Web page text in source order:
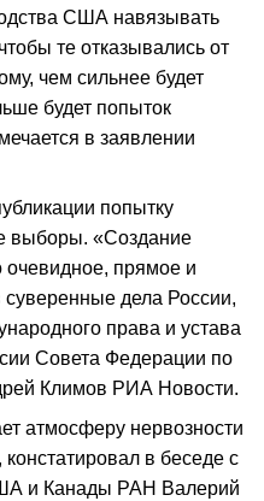
США навязывать
те отказывались от
чем сильнее будет
будет попыток
в заявлении
попытку
выборы. «Создание
очевидное, прямое и
дела России,
права и устава
Совета Федерации по
Климов РИА Новости.
атмосферу нервозности
в беседе с
и Канады РАН Валерий